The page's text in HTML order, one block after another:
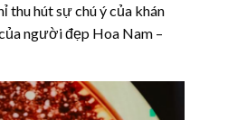
thu hút sự chú ý của khán
người đẹp Hoa Nam –